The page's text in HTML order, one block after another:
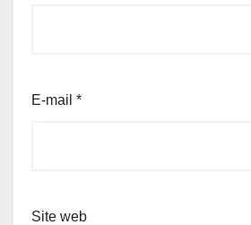
E-mail *
Site web